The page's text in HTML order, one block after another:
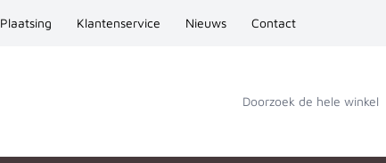
Plaatsing Klantenservice Nieuws Contact
Doorzoek de hele winkel